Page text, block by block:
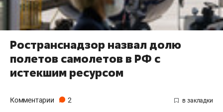
Ространснадзор назвал долю
полетов самолетов в РФ с
истекшим ресурсом
Комментарии 2